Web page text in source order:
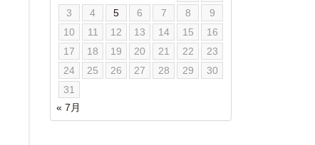
3
4 5 6 7 8
9
10
11 12 13 14 15
16
17
18 19 20 21 22
23
24
25 26 27 28 29
30
31
« 7月